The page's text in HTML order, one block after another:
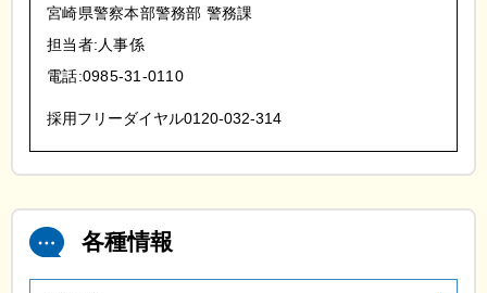
宮崎県警察本部警務部 警務課
担当者:人事係
電話:0985-31-0110
採用フリーダイヤル0120-032-314
各種情報